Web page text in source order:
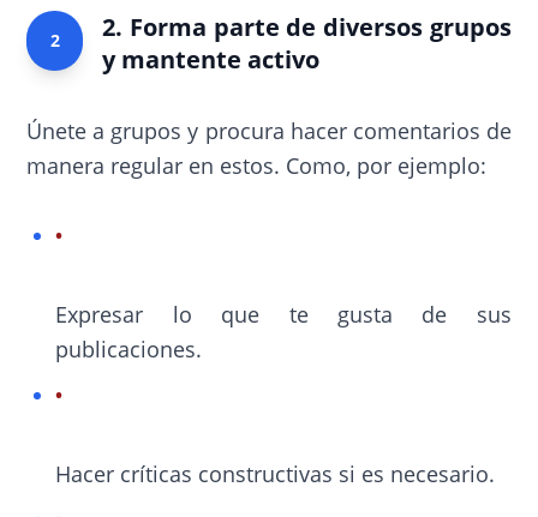
2
2. Forma parte de diversos grupos
y mantente activo
Únete a grupos y procura hacer comentarios de
manera regular en estos. Como, por ejemplo:
Expresar lo que te gusta de sus
publicaciones.
Hacer críticas constructivas si es necesario.